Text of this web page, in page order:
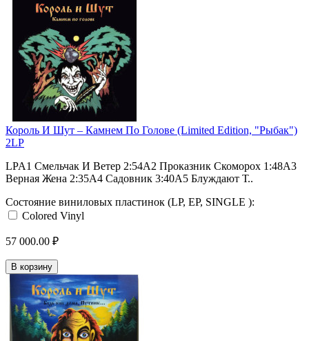
Король И Шут ‎– Камнем По Голове (Limited Edition, "Рыбак")
2LP
LPA1 Смельчак И Ветер 2:54A2 Проказник Скоморох 1:48A3
Верная Жена 2:35A4 Садовник 3:40A5 Блуждают Т..
Состояние виниловых пластинок (LP, EP, SINGLE ):
Colored Vinyl
57 000.00 ₽
В корзину